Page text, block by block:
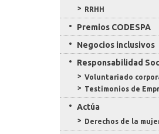
RRHH
Premios CODESPA
Negocios inclusivos
Responsabilidad
Voluntariado
Testimonios de
Actúa
Derechos de la